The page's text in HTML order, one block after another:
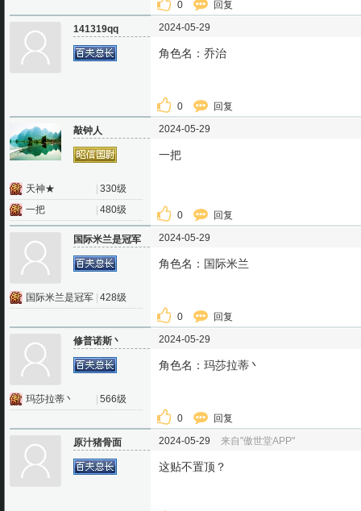
0 回复
141319qq 2024-05-29
角色名：乔治
0 回复
敲钟人
天神★
330级
一把
480级
2024-05-29
一把
0 回复
国际米兰是冠军
国际米兰是冠军 428级
2024-05-29
角色名：国际米兰
0 回复
修普诺斯丶
玛莎拉蒂丶 566级
2024-05-29
角色名：玛莎拉蒂丶
0 回复
原汁猪骨面 2024-05-29 来自"傲世堂APP"
这贴不置顶？